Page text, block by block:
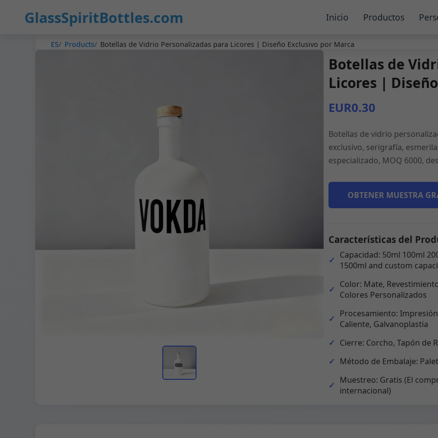
GlassSpiritBottles.com Inicio Productos
ES Products Botellas de Vidrio Personalizadas para Licores | Diseño Exclusivo por Marca
Botellas de
Licores |
EUR0.30
Botellas de vidrio
exclusivo, serigrafía,
especializado, MOQ 6000,
OBTENER MUESTRA
Características del
Capacidad: 50ml 100ml
1500ml and custom
Color: Mate,
Colores Personalizados
Procesamiento:
Caliente, Galvanoplastia
Cierre: Corcho, Tapón de
Método de Embalaje:
Muestreo: Gratis (El
internacional)